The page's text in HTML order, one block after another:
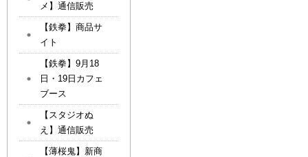
メ】通信販売
【鉄拳】商品サ
イト
【鉄拳】9月18
日・19日カフェ
ブース
【スタジオぬ
え】通信販売
【薄桜鬼】新商